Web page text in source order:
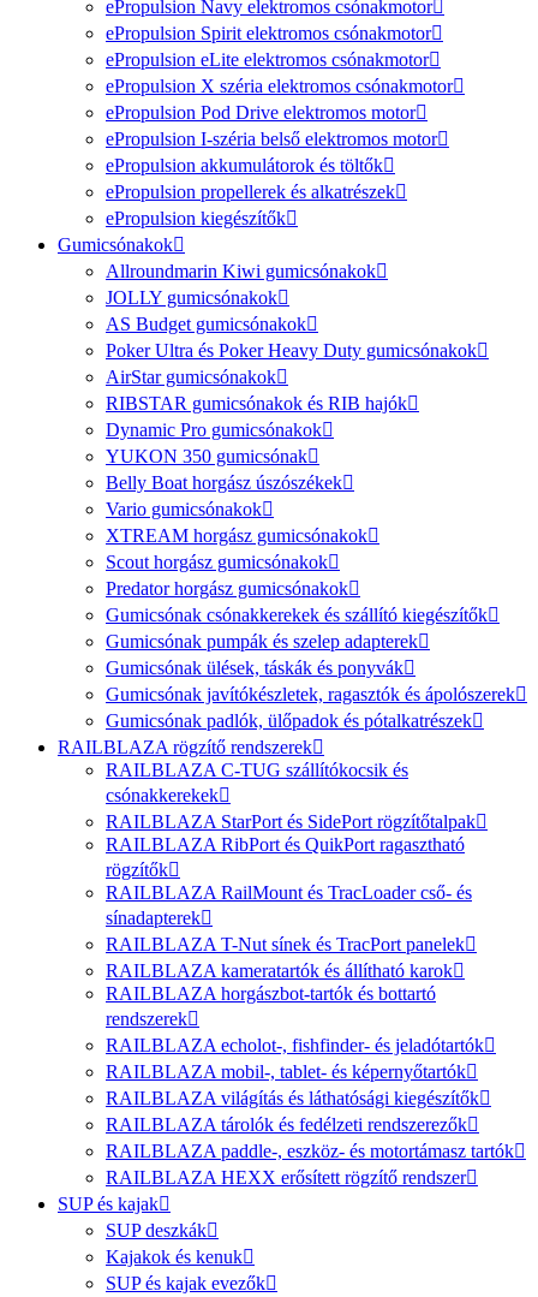
ePropulsion Navy elektromos csónakmotor
ePropulsion Spirit elektromos csónakmotor
ePropulsion eLite elektromos csónakmotor
ePropulsion X széria elektromos csónakmotor
ePropulsion Pod Drive elektromos motor
ePropulsion I-széria belső elektromos motor
ePropulsion akkumulátorok és töltők
ePropulsion propellerek és alkatrészek
ePropulsion kiegészítők
Gumicsónakok
Allroundmarin Kiwi gumicsónakok
JOLLY gumicsónakok
AS Budget gumicsónakok
Poker Ultra és Poker Heavy Duty gumicsónakok
AirStar gumicsónakok
RIBSTAR gumicsónakok és RIB hajók
Dynamic Pro gumicsónakok
YUKON 350 gumicsónak
Belly Boat horgász úszószékek
Vario gumicsónakok
XTREAM horgász gumicsónakok
Scout horgász gumicsónakok
Predator horgász gumicsónakok
Gumicsónak csónakkerekek és szállító kiegészítők
Gumicsónak pumpák és szelep adapterek
Gumicsónak ülések, táskák és ponyvák
Gumicsónak javítókészletek, ragasztók és ápolószerek
Gumicsónak padlók, ülőpadok és pótalkatrészek
RAILBLAZA rögzítő rendszerek
RAILBLAZA C-TUG szállítókocsik és
csónakkerekek
RAILBLAZA StarPort és SidePort rögzítőtalpak
RAILBLAZA RibPort és QuikPort ragasztható
rögzítők
RAILBLAZA RailMount és TracLoader cső- és
sínadapterek
RAILBLAZA T-Nut sínek és TracPort panelek
RAILBLAZA kameratartók és állítható karok
RAILBLAZA horgászbot-tartók és bottartó
rendszerek
RAILBLAZA echolot-, fishfinder- és jeladótartók
RAILBLAZA mobil-, tablet- és képernyőtartók
RAILBLAZA világítás és láthatósági kiegészítők
RAILBLAZA tárolók és fedélzeti rendszerezők
RAILBLAZA paddle-, eszköz- és motortámasz tartók
RAILBLAZA HEXX erősített rögzítő rendszer
SUP és kajak
SUP deszkák
Kajakok és kenuk
SUP és kajak evezők